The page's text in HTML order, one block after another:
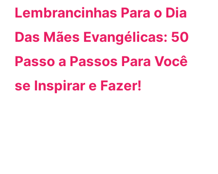
Lembrancinhas Para o Dia
Das Mães Evangélicas: 50
Passo a Passos Para Você
se Inspirar e Fazer!